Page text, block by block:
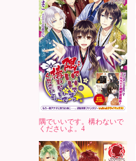
隅でいいです。構わないで
くださいよ。4